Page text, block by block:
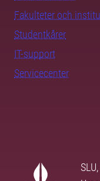
Fakulteter och
Studentkårer
IT-support
Servicecenter